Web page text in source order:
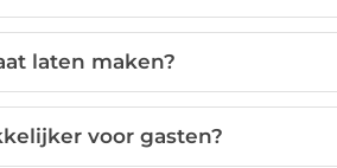
laten maken?
voor gasten?